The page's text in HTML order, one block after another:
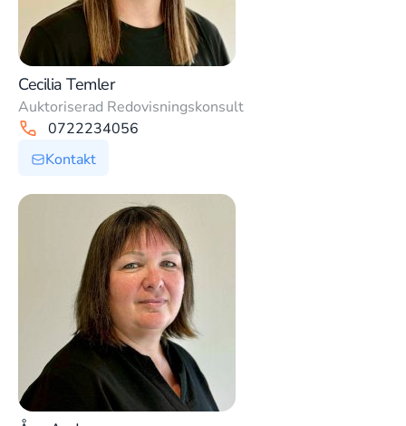
Cecilia Temler
Auktoriserad Redovisningskonsult
0722234056
Kontakt